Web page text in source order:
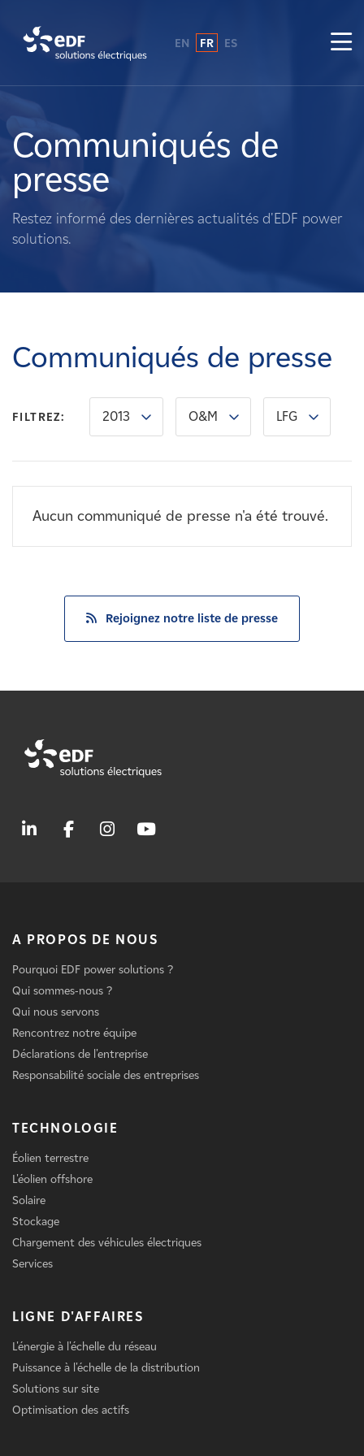
A propos de nous
Ce que nous faisons
Propriétaires fonciers
Carrières
Nouvelles
Affiliés
EN FR ES
Communiqués de
presse
Restez informé des dernières actualités d'EDF power
solutions.
Communiqués de presse
FILTREZ: 2013 O&M LFG
Aucun communiqué de presse n'a été trouvé.
Rejoignez notre liste de presse
A PROPOS DE NOUS
Pourquoi EDF power solutions ?
Qui sommes-nous ?
Qui nous servons
Rencontrez notre équipe
Déclarations de l'entreprise
Responsabilité sociale des entreprises
TECHNOLOGIE
Éolien terrestre
L'éolien offshore
Solaire
Stockage
Chargement des véhicules électriques
Services
LIGNE D'AFFAIRES
L'énergie à l'échelle du réseau
Puissance à l'échelle de la distribution
Solutions sur site
Optimisation des actifs